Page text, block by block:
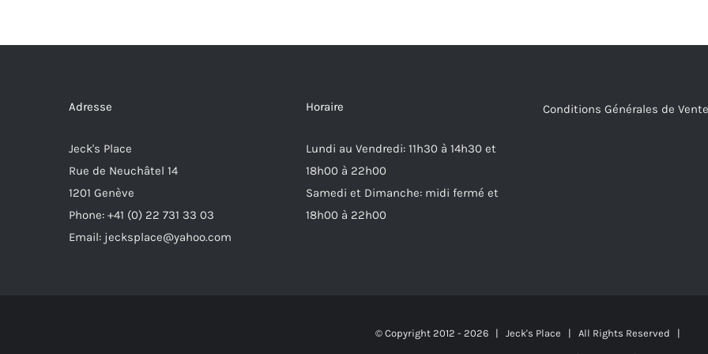
Adresse
Jeck's Place
Rue de Neuchâtel 14
1201 Genève
Phone: +41 (0) 22 731 33 03
Email: jecksplace@yahoo.com
Horaire
Lundi au Vendredi: 11h30 à 14h30 et
18h00 à 22h00
Samedi et Dimanche: midi fermé et
18h00 à 22h00
Conditions Générales de Vente
© Copyright 2012 - 2026 | Jeck's Place | All Rights Reserved |